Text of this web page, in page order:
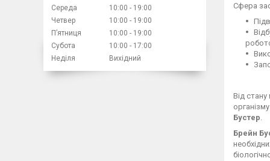
Сфера
Від
Бустер
Брейн
Середа
10:00
19:00
Четвер
10:00
19:00
Пʼятниця
10:00
19:00
Субота
10:00
17:00
Неділя
Вихідний